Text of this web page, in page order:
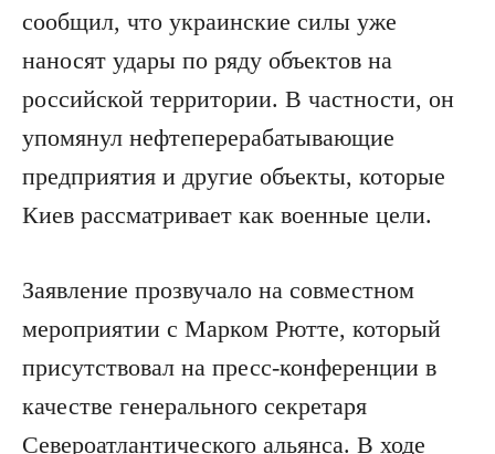
сообщил, что украинские силы уже
наносят удары по ряду объектов на
российской территории. В частности, он
упомянул нефтеперерабатывающие
предприятия и другие объекты, которые
Киев рассматривает как военные цели.
Заявление прозвучало на совместном
мероприятии с Марком Рютте, который
присутствовал на пресс-конференции в
качестве генерального секретаря
Североатлантического альянса. В ходе